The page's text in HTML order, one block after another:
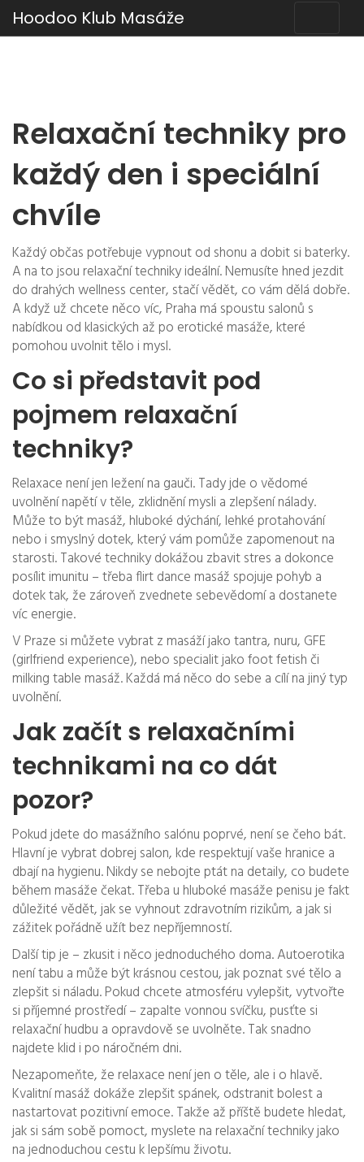
Hoodoo Klub Masáže
Relaxační techniky pro
každý den i speciální
chvíle
Každý občas potřebuje vypnout od shonu a dobit si baterky.
A na to jsou relaxační techniky ideální. Nemusíte hned jezdit
do drahých wellness center, stačí vědět, co vám dělá dobře.
A když už chcete něco víc, Praha má spoustu salonů s
nabídkou od klasických až po erotické masáže, které
pomohou uvolnit tělo i mysl.
Co si představit pod
pojmem relaxační
techniky?
Relaxace není jen ležení na gauči. Tady jde o vědomé
uvolnění napětí v těle, zklidnění mysli a zlepšení nálady.
Může to být masáž, hluboké dýchání, lehké protahování
nebo i smyslný dotek, který vám pomůže zapomenout na
starosti. Takové techniky dokážou zbavit stres a dokonce
posílit imunitu – třeba flirt dance masáž spojuje pohyb a
dotek tak, že zároveň zvednete sebevědomí a dostanete
víc energie.
V Praze si můžete vybrat z masáží jako tantra, nuru, GFE
(girlfriend experience), nebo specialit jako foot fetish či
milking table masáž. Každá má něco do sebe a cílí na jiný typ
uvolnění.
Jak začít s relaxačními
technikami na co dát
pozor?
Pokud jdete do masážního salónu poprvé, není se čeho bát.
Hlavní je vybrat dobrej salon, kde respektují vaše hranice a
dbají na hygienu. Nikdy se nebojte ptát na detaily, co budete
během masáže čekat. Třeba u hluboké masáže penisu je fakt
důležité vědět, jak se vyhnout zdravotním rizikům, a jak si
zážitek pořádně užít bez nepříjemností.
Další tip je – zkusit i něco jednoduchého doma. Autoerotika
není tabu a může být krásnou cestou, jak poznat své tělo a
zlepšit si náladu. Pokud chcete atmosféru vylepšit, vytvořte
si příjemné prostředí – zapalte vonnou svíčku, pusťte si
relaxační hudbu a opravdově se uvolněte. Tak snadno
najdete klid i po náročném dni.
Nezapomeňte, že relaxace není jen o těle, ale i o hlavě.
Kvalitní masáž dokáže zlepšit spánek, odstranit bolest a
nastartovat pozitivní emoce. Takže až příště budete hledat,
jak si sám sobě pomoct, myslete na relaxační techniky jako
na jednoduchou cestu k lepšímu životu.